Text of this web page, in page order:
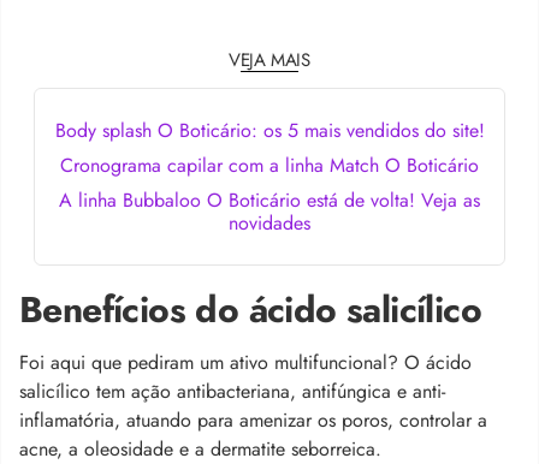
VEJA MAIS
Body splash O Boticário: os 5 mais vendidos do site!
Cronograma capilar com a linha Match O Boticário
A linha Bubbaloo O Boticário está de volta! Veja as
novidades
Benefícios do ácido salicílico
Foi aqui que pediram um ativo multifuncional? O ácido
salicílico tem ação antibacteriana, antifúngica e anti-
inflamatória, atuando para amenizar os poros, controlar a
acne, a oleosidade e a dermatite seborreica.